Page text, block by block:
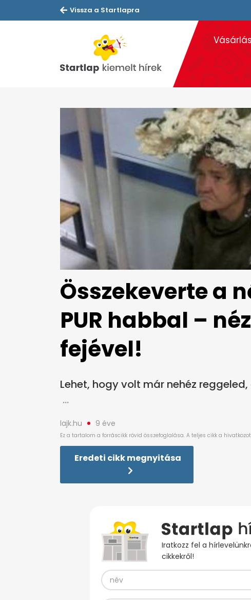
Vissza a Startlapra
Összekeverte a
PUR habbal –
fejével!
Lehet, hogy volt már nehéz
lajk.hu 9 éve
Eredeti cikk megnyitása
Iratkozz fel a
cikkekről!